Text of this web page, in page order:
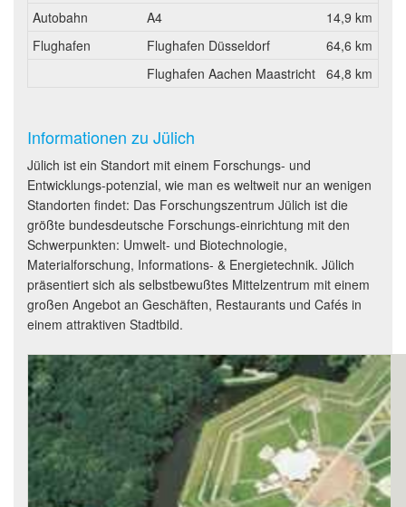
Autobahn
A4
14,9 km
Flughafen
Flughafen Düsseldorf
64,6 km
Flughafen Aachen Maastricht 64,8 km
Informationen zu Jülich
Jülich ist ein Standort mit einem Forschungs- und
Entwicklungs-potenzial, wie man es weltweit nur an wenigen
Standorten findet: Das Forschungszentrum Jülich ist die
größte bundesdeutsche Forschungs-einrichtung mit den
Schwerpunkten: Umwelt- und Biotechnologie,
Materialforschung, Informations- & Energietechnik. Jülich
präsentiert sich als selbstbewußtes Mittelzentrum mit einem
großen Angebot an Geschäften, Restaurants und Cafés in
einem attraktiven Stadtbild.